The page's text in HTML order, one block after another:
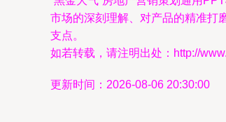
市场的深刻理解、对产品的精准打
支点。
如若转载，请注明出处：http://
更新时间：2026-08-06 20:30:00